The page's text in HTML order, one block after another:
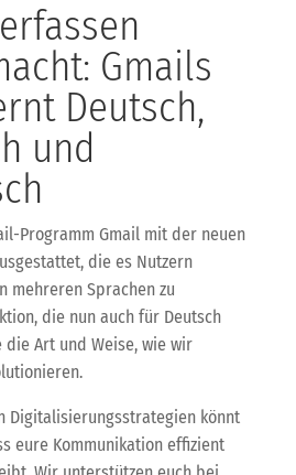
Gmails
Deutsch,
und
Programm Gmail mit der neuen
die es Nutzern
mehreren Sprachen zu
die nun auch für Deutsch
Art und Weise, wie wir
Digitalisierungsstrategien könnt
eure Kommunikation effizient